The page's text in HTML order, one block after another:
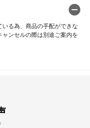
る為、商品の手配ができな
ンセルの際は別途ご案内を